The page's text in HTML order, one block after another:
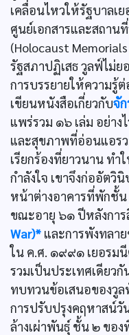
เคลื่อนไหวให้รัฐบาลเ
ศูนย์เอกสารและสถาน
(Holocaust
รัฐสภาปฏิเสธ วูลฟ์ไม่
การบรรยายให้ความรู้
เขียนหนังสือเกี่ยวกับจั
แพร่รวม ๑๖ เล่ม อย่าง
และสุขภาพที่อ่อนแอร
เรียกร้องที่ยาวนาน ท
กำลังใจ เขาจึงก่ออัตวิ
หน้าต่างอาคารที่พักชั้น
ขณะอายุ ๖๑ ปีหลังกา
War)* และการพังทลา
ใน ค.ศ. ๑๙๙๑ เยอรม
รวมเป็นประเทศเดียว
ทบทวนข้อเสนอของวู
การปรับปรุงคฤหาสน์
ล้างเผ่าพันธุ์ ชั้น ๒ ขอ